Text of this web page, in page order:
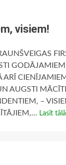
visiem!
ARĪ
AUGSTI
–
Lasīt